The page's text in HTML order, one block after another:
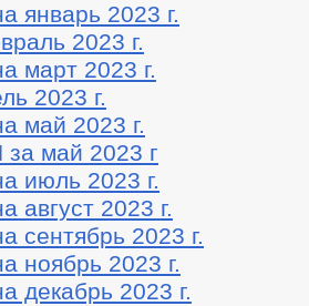
январь 2023 г.
2023 г.
март 2023 г.
2023 г.
май 2023 г.
май 2023 г
июль 2023 г.
август 2023 г.
сентябрь 2023 г.
ноябрь 2023 г.
декабрь 2023 г.